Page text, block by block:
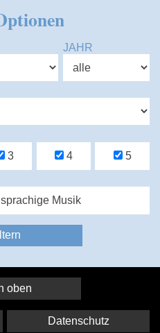
JAHR
3 4 5
Musik
oben
Datenschutz